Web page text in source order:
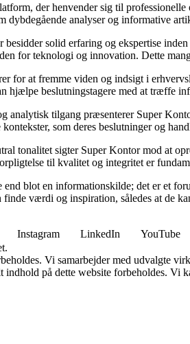
der henvender sig til
dybdegående analyser og informative
besidder solid erfaring og ekspertise
for teknologi og innovation. Dette
for at fremme viden og indsigt i
hjælpe beslutningstagere med at træffe
analytisk tilgang præsenterer Super
som deres beslutninger og
tonalitet sigter Super Kontor mod at
til kvalitet og integritet er
end blot en informationskilde; det er et
finde værdi og inspiration, således at de
Instagram LinkedIn YouTube
Vi samarbejder med udvalgte
på dette website forbeholdes. Vi